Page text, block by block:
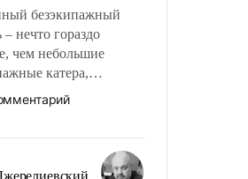
безэкипажный
– нечто гораздо
чем небольшие
катера,
которых уже
Задача по
и амбициозна. Однако
радикально